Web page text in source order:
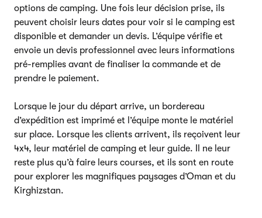
options de camping. Une fois leur décision prise, ils
peuvent choisir leurs dates pour voir si le camping est
disponible et demander un devis. L’équipe vérifie et
envoie un devis professionnel avec leurs informations
pré-remplies avant de finaliser la commande et de
prendre le paiement.
Lorsque le jour du départ arrive, un bordereau
d’expédition est imprimé et l’équipe monte le matériel
sur place. Lorsque les clients arrivent, ils reçoivent leur
4x4, leur matériel de camping et leur guide. Il ne leur
reste plus qu’à faire leurs courses, et ils sont en route
pour explorer les magnifiques paysages d’Oman et du
Kirghizstan.